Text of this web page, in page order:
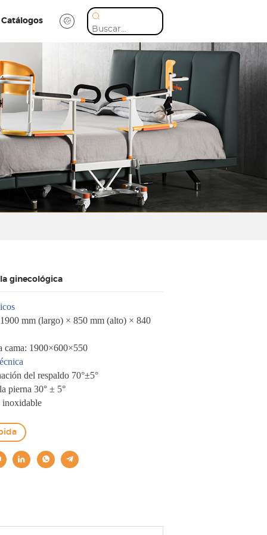
Catálogos
ginecológica
mm (largo) × 850 mm (alto) × 840
cama: 1900×600×550
del respaldo 70°±5°
pierna 30° ± 5°
inoxidable